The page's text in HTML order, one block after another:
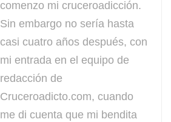
comenzo mi cruceroadicción.
Sin embargo no sería hasta
casi cuatro años después, con
mi entrada en el equipo de
redacción de
Cruceroadicto.com, cuando
me di cuenta que mi bendita